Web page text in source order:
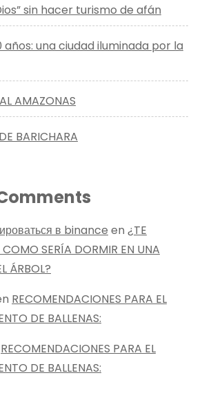
sin hacer turismo de afán
años: una ciudad iluminada por la
AMAZONAS
BARICHARA
в binance en ¿TE
SERÍA DORMIR EN UNA
ÁRBOL?
RECOMENDACIONES PARA EL
DE BALLENAS:
RECOMENDACIONES PARA EL
DE BALLENAS: